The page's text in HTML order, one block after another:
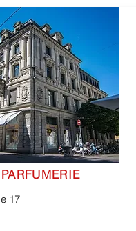
17